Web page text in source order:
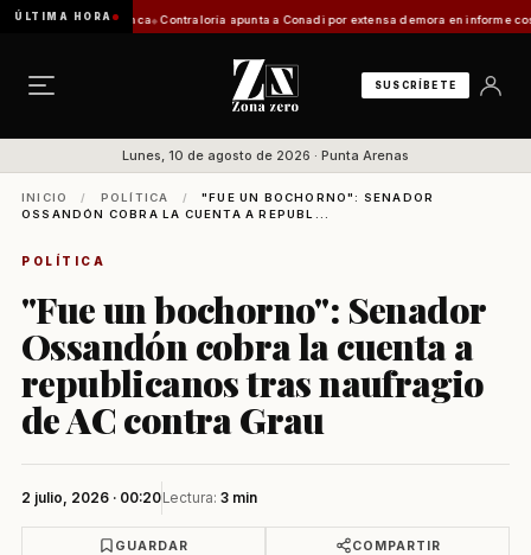
ÚLTIMA HORA
de Zona Franca Contraloría apunta a Conadi por extensa demora en informe costero
SUSCRÍBETE
Lunes, 10 de agosto de 2026 · Punta Arenas
INICIO / POLÍTICA /
"FUE UN BOCHORNO": SENADOR
OSSANDÓN COBRA LA CUENTA A REPUBL...
POLÍTICA
"Fue un bochorno": Senador
Ossandón cobra la cuenta a
republicanos tras naufragio
de AC contra Grau
2 julio, 2026 · 00:20Lectura: 3 min
GUARDAR COMPARTIR